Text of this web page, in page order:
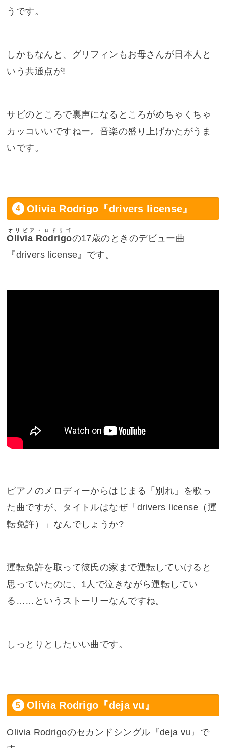
うです。
しかもなんと、グリフィンもお母さんが日本人と
いう共通点が!
サビのところで裏声になるところがめちゃくちゃ
カッコいいですねー。音楽の盛り上げかたがうま
いです。
Olivia Rodrigo『drivers license』
Olivia Rodrigo
オリビア・ロドリゴ
の17歳のときのデビュー曲
『drivers license 』です。
ピアノのメロディーからはじまる「別れ」を歌っ
た曲ですが、タイトルはなぜ「drivers license（運
転免許）」なんでしょうか?
運転免許を取って彼氏の家まで運転していけると
思っていたのに、1人で泣きながら運転してい
る……というストーリーなんですね。
しっとりとしたいい曲です。
Olivia Rodrigo『deja vu』
Olivia Rodrigoのセカンドシングル『deja vu』で